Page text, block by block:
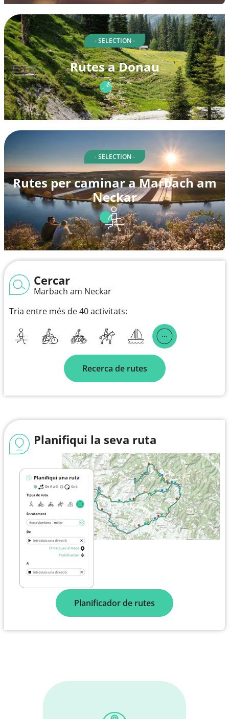
- SELECTION -
Rutes a Donau
- SELECTION -
Rutes per caminar a Marbach am
Neckar
Cercar
Marbach am Neckar
Tria entre més de 40 activitats:
Recerca de rutes
Planifiqui la seva ruta
Planificador de rutes